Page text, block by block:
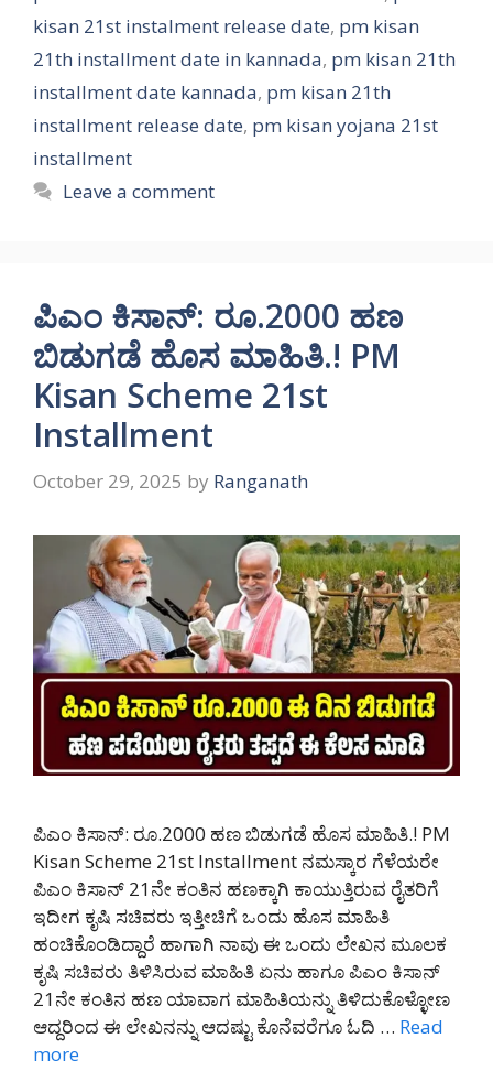
kisan 21st instalment release date, pm kisan
21th installment date in kannada, pm kisan 21th
installment date kannada, pm kisan 21th
installment release date, pm kisan yojana 21st
installment
Leave a comment
ಪಿಎಂ ಕಿಸಾನ್: ರೂ.2000 ಹಣ
ಬಿಡುಗಡೆ ಹೊಸ ಮಾಹಿತಿ.! PM
Kisan Scheme 21st
Installment
October 29, 2025 by Ranganath
ಪಿಎಂ ಕಿಸಾನ್: ರೂ.2000 ಹಣ ಬಿಡುಗಡೆ ಹೊಸ ಮಾಹಿತಿ.! PM
Kisan Scheme 21st Installment ನಮಸ್ಕಾರ ಗೆಳೆಯರೇ
ಪಿಎಂ ಕಿಸಾನ್ 21ನೇ ಕಂತಿನ ಹಣಕ್ಕಾಗಿ ಕಾಯುತ್ತಿರುವ ರೈತರಿಗೆ
ಇದೀಗ ಕೃಷಿ ಸಚಿವರು ಇತ್ತೀಚಿಗೆ ಒಂದು ಹೊಸ ಮಾಹಿತಿ
ಹಂಚಿಕೊಂಡಿದ್ದಾರೆ ಹಾಗಾಗಿ ನಾವು ಈ ಒಂದು ಲೇಖನ ಮೂಲಕ
ಕೃಷಿ ಸಚಿವರು ತಿಳಿಸಿರುವ ಮಾಹಿತಿ ಏನು ಹಾಗೂ ಪಿಎಂ ಕಿಸಾನ್
21ನೇ ಕಂತಿನ ಹಣ ಯಾವಾಗ ಮಾಹಿತಿಯನ್ನು ತಿಳಿದುಕೊಳ್ಳೋಣ
ಆದ್ದರಿಂದ ಈ ಲೇಖನನ್ನು ಆದಷ್ಟು ಕೊನೆವರೆಗೂ ಓದಿ … Read
more